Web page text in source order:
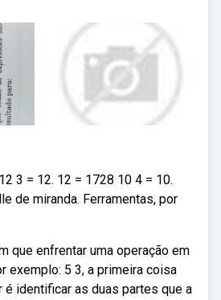
3 = 12. 12 = 1728 10 4 = 10.
de miranda. Ferramentas, por
que enfrentar uma operação em
exemplo: 5 3, a primeira coisa
identificar as duas partes que a